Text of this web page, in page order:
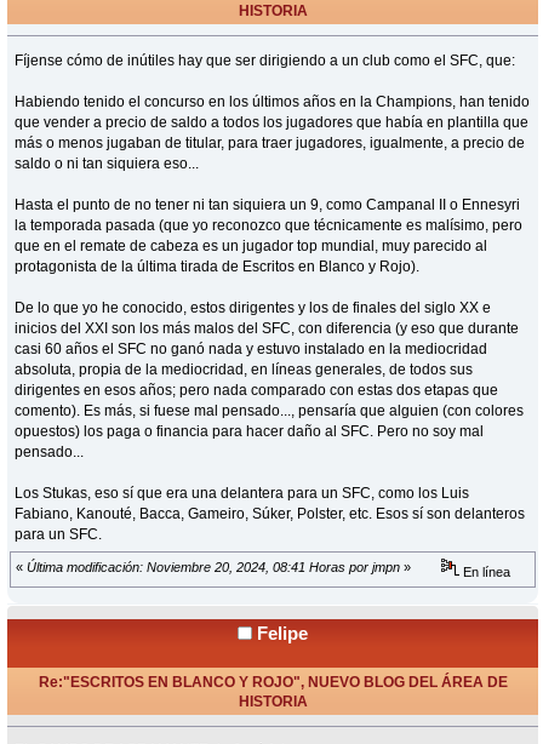
HISTORIA
Fíjense cómo de inútiles hay que ser dirigiendo a un club como el SFC, que:
Habiendo tenido el concurso en los últimos años en la Champions, han tenido
que vender a precio de saldo a todos los jugadores que había en plantilla que
más o menos jugaban de titular, para traer jugadores, igualmente, a precio de
saldo o ni tan siquiera eso...
Hasta el punto de no tener ni tan siquiera un 9, como Campanal II o Ennesyri
la temporada pasada (que yo reconozco que técnicamente es malísimo, pero
que en el remate de cabeza es un jugador top mundial, muy parecido al
protagonista de la última tirada de Escritos en Blanco y Rojo).
De lo que yo he conocido, estos dirigentes y los de finales del siglo XX e
inicios del XXI son los más malos del SFC, con diferencia (y eso que durante
casi 60 años el SFC no ganó nada y estuvo instalado en la mediocridad
absoluta, propia de la mediocridad, en líneas generales, de todos sus
dirigentes en esos años; pero nada comparado con estas dos etapas que
comento). Es más, si fuese mal pensado..., pensaría que alguien (con colores
opuestos) los paga o financia para hacer daño al SFC. Pero no soy mal
pensado...
Los Stukas, eso sí que era una delantera para un SFC, como los Luis
Fabiano, Kanouté, Bacca, Gameiro, Súker, Polster, etc. Esos sí son delanteros
para un SFC.
« Última modificación: Noviembre 20, 2024, 08:41 Horas por jmpn » En línea
Felipe
Re:"ESCRITOS EN BLANCO Y ROJO", NUEVO BLOG DEL ÁREA DE
HISTORIA